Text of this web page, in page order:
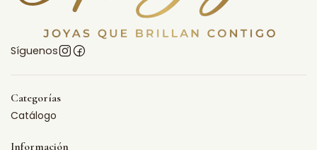
Síguenos
Categorías
Catálogo
Información